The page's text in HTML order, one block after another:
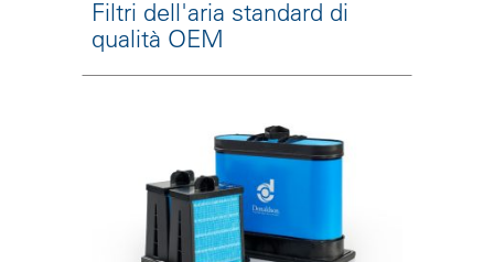
Filtri dell'aria standard di
qualità OEM